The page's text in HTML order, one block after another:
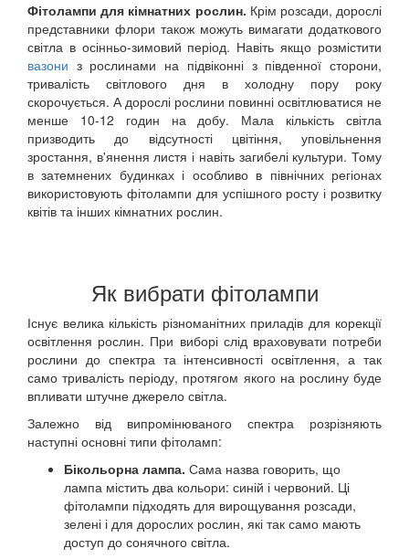
Фітолампи для кімнатних рослин. Крім розсади, дорослі
представники флори також можуть вимагати додаткового
світла в осінньо-зимовий період. Навіть якщо розмістити
вазони з рослинами на підвіконні з південної сторони,
тривалість світлового дня в холодну пору року
скорочується. А дорослі рослини повинні освітлюватися не
менше 10-12 годин на добу. Мала кількість світла
призводить до відсутності цвітіння, уповільнення
зростання, в'янення листя і навіть загибелі культури. Тому
в затемнених будинках і особливо в північних регіонах
використовують фітолампи для успішного росту і розвитку
квітів та інших кімнатних рослин.
Як вибрати фітолампи
Існує велика кількість різноманітних приладів для корекції
освітлення рослин. При виборі слід враховувати потреби
рослини до спектра та інтенсивності освітлення, а так
само тривалість періоду, протягом якого на рослину буде
впливати штучне джерело світла.
Залежно від випромінюваного спектра розрізняють
наступні основні типи фітоламп:
Бікольорна лампа. Сама назва говорить, що
лампа містить два кольори: синій і червоний. Ці
фітолампи підходять для вирощування розсади,
зелені і для дорослих рослин, які так само мають
доступ до сонячного світла.